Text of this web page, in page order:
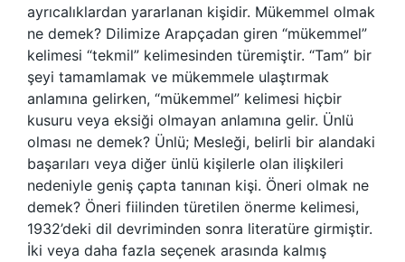
ayrıcalıklardan yararlanan kişidir. Mükemmel olmak
ne demek? Dilimize Arapçadan giren “mükemmel”
kelimesi “tekmil” kelimesinden türemiştir. “Tam” bir
şeyi tamamlamak ve mükemmele ulaştırmak
anlamına gelirken, “mükemmel” kelimesi hiçbir
kusuru veya eksiği olmayan anlamına gelir. Ünlü
olması ne demek? Ünlü; Mesleği, belirli bir alandaki
başarıları veya diğer ünlü kişilerle olan ilişkileri
nedeniyle geniş çapta tanınan kişi. Öneri olmak ne
demek? Öneri fiilinden türetilen önerme kelimesi,
1932’deki dil devriminden sonra literatüre girmiştir.
İki veya daha fazla seçenek arasında kalmış